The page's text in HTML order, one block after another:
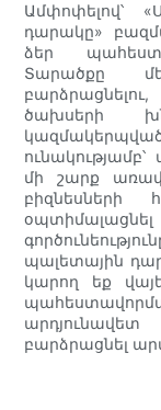
Ամփոփելով՝
դարակը»
ձեր
Տարածքը
ծախսերի
մի շարք
պալետային
կարող եք
բարձրացնել